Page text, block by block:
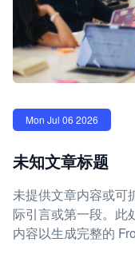
Mon Jul 06 2026
未知文章标题
未提供文章内容或可
际引言或第一段。此
内容以生成完整的